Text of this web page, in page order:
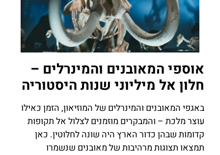
אוספי המאובנים והמינרלים –
חלון אל מיליוני שנות היסטוריה
באגפי המאובנים והמינרלים של המוזיאון, הזמן כאילו
עוצר מלכת – והמבקרים מוזמנים לצלול אל תקופות
קדומות שבהן כדור הארץ היה שונה לחלוטין. כאן
תמצאו תצוגות מרהיבות של מאובנים שנשמרו